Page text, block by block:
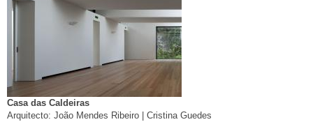
Casa das Caldeiras
Arquitecto: João Mendes Ribeiro | Cristina Guedes